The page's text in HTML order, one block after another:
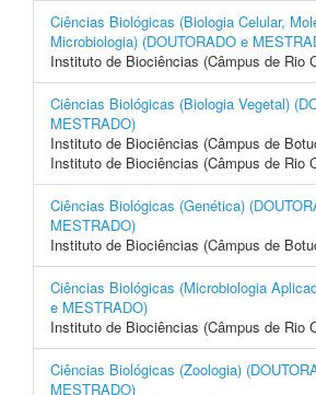
Ciências Biológicas (Biologia Celular,
Microbiologia) (DOUTORADO e
Instituto de Biociências (Câmpus de Rio
Ciências Biológicas (Biologia Vegetal)
MESTRADO)
Instituto de Biociências (Câmpus de
Instituto de Biociências (Câmpus de Rio
Ciências Biológicas (Genética)
MESTRADO)
Instituto de Biociências (Câmpus de
Ciências Biológicas (Microbiologia
e MESTRADO)
Instituto de Biociências (Câmpus de Rio
Ciências Biológicas (Zoologia)
MESTRADO)